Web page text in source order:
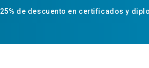
25% de descuento en certificados y